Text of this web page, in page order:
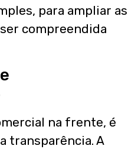
para ampliar as
compreendida
na frente, é
transparência. A